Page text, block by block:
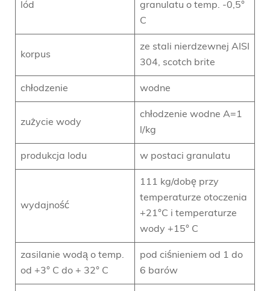
lód
granulatu o temp. -0,5°
C
korpus
ze stali nierdzewnej AISI
304, scotch brite
chłodzenie wodne
zużycie wody
chłodzenie wodne A=1
l/kg
produkcja lodu w postaci granulatu
wydajność
111 kg/dobę przy
temperaturze otoczenia
+21°C i temperaturze
wody +15° C
zasilanie wodą o temp.
od +3° C do + 32° C
pod ciśnieniem od 1 do
6 barów